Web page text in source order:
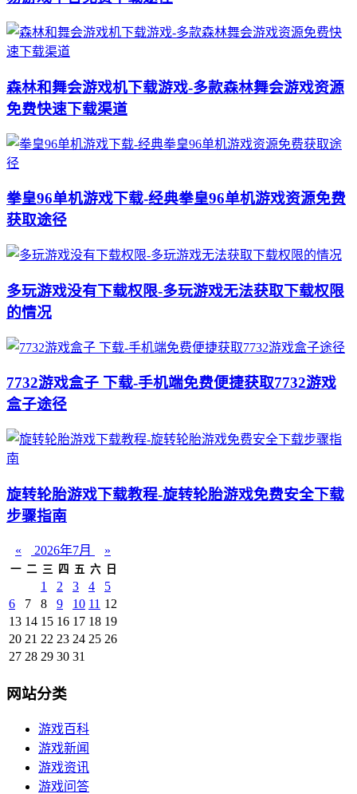
森林和舞会游戏机下载游戏-多款森林舞会游戏资源
免费快速下载渠道
拳皇96单机游戏下载-经典拳皇96单机游戏资源免费
获取途径
多玩游戏没有下载权限-多玩游戏无法获取下载权限
的情况
7732游戏盒子 下载-手机端免费便捷获取7732游戏
盒子途径
旋转轮胎游戏下载教程-旋转轮胎游戏免费安全下载
步骤指南
« 2026年7月 »
一 二 三 四 五 六 日
1 2 3 4
5
6
7 8 9 10 11 12
13 14 15 16 17 18 19
20 21 22 23 24 25 26
27 28 29 30 31
网站分类
游戏百科
游戏新闻
游戏资讯
游戏问答